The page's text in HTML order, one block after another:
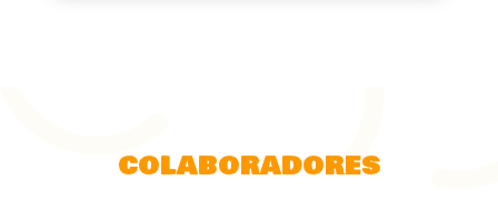
COLABORADORES